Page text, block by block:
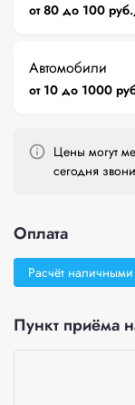
от 80 до 100
Автомобили
от 10 до 1000
Цены могут
сегодня
Оплата
Расчёт наличными
Пункт приёма